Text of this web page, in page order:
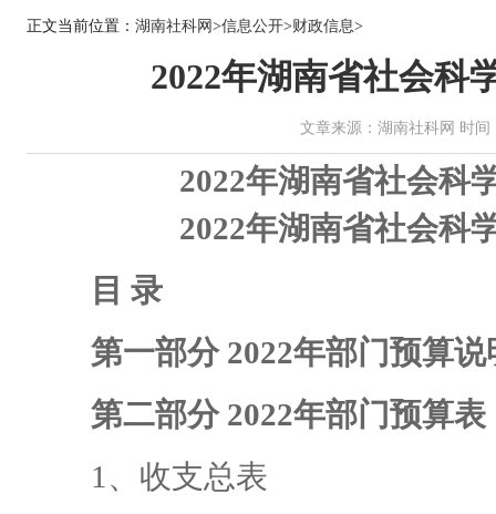
当前位置： 湖南社科网 >信息公开>财政信息>
正文
2022年湖南省社会科
文章来源：湖南社科网 时间
2022年湖南省社会科
2022年湖南省社会科
目 录
第一部分 2022年部门预算说
第二部分 2022年部门预算表
1、收支总表